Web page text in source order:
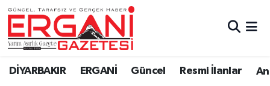
DİYARBAKIR ERGANİ Güncel Resmi İlanlar
DİYARBAKIR
BİSMİL
BAĞLAR
ERGANİ
Ergani Nöbetçi Eczaneler
Ergani Hava Durumu